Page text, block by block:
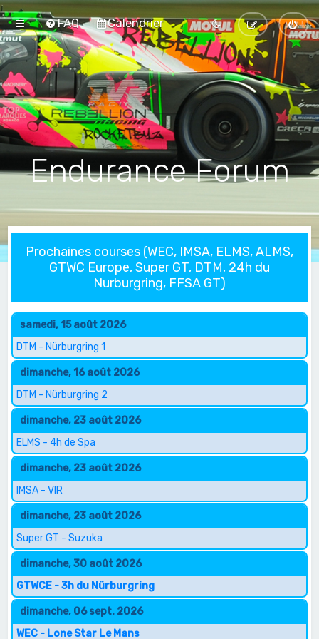
FAQ Calendrier
Endurance Forum
Prochaines courses (WEC, IMSA, ELMS, ALMS,
GTWC Europe, Super GT, DTM, 24h du
Nurburgring, FFSA GT)
samedi, 15 août 2026
DTM - Nürburgring 1
dimanche, 16 août 2026
DTM - Nürburgring 2
dimanche, 23 août 2026
ELMS - 4h de Spa
dimanche, 23 août 2026
IMSA - VIR
dimanche, 23 août 2026
Super GT - Suzuka
dimanche, 30 août 2026
GTWCE - 3h du Nürburgring
dimanche, 06 sept. 2026
WEC - Lone Star Le Mans